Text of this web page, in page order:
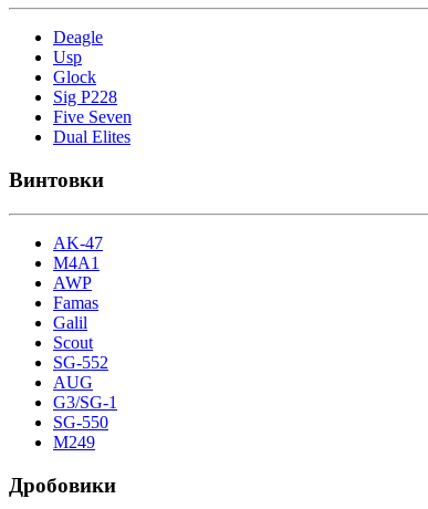
Deagle
Usp
Glock
Sig P228
Five Seven
Dual Elites
Винтовки
AK-47
M4A1
AWP
Famas
Galil
Scout
SG-552
AUG
G3/SG-1
SG-550
M249
Дробовики